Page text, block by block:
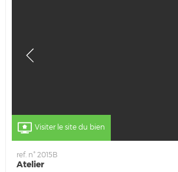
Visiter le site du bien
ref. n° 2015B
Atelier